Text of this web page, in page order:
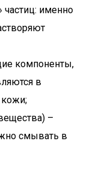
именно
компоненты,
в
кожи;
–
смывать в